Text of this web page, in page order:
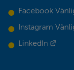
Facebook
Instagram
LinkedIn